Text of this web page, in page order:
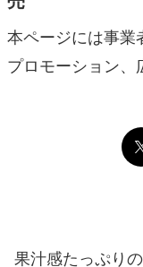
本ページには事業
プロモーション、
果汁感たっぷり